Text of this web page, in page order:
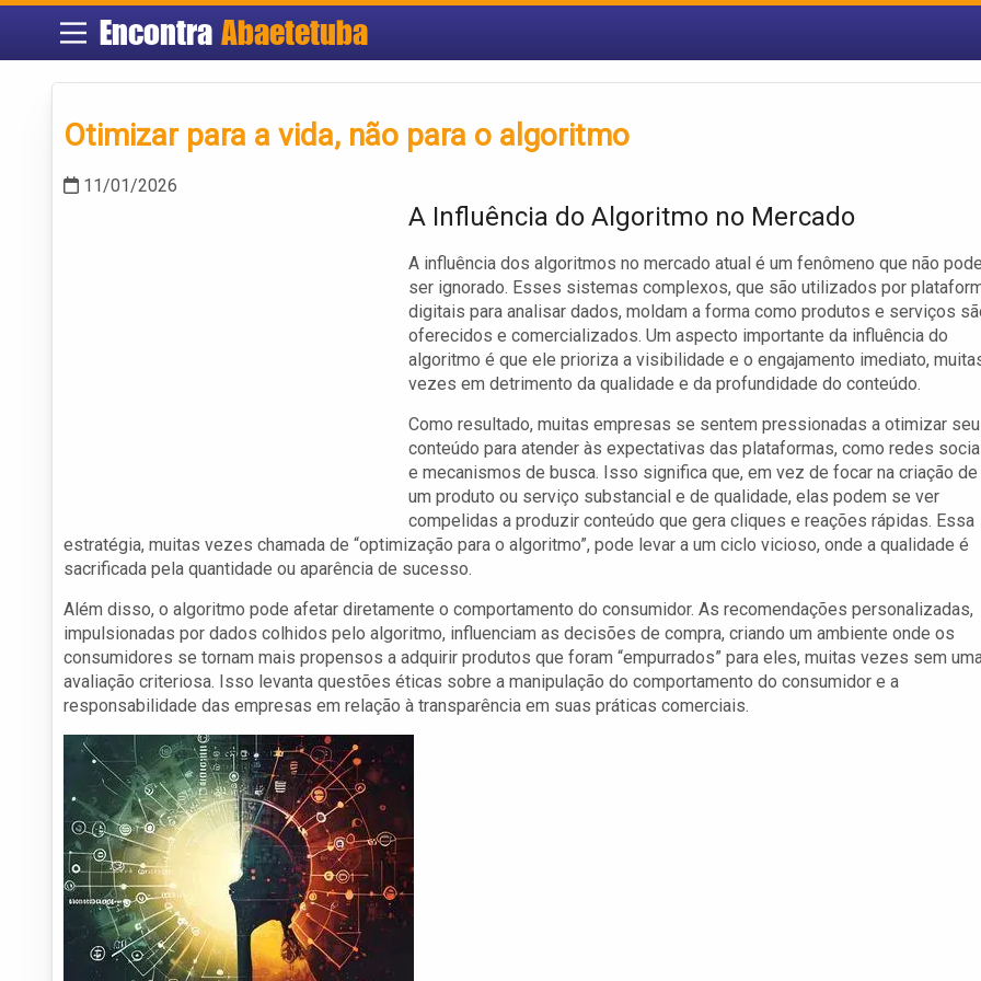
Encontra Abaetetuba
Otimizar para a vida, não para o algoritmo
11/01/2026
A Influência do Algoritmo no Mercado
A influência dos algoritmos no mercado atual é um fenômeno que não
ser ignorado. Esses sistemas complexos, que são utilizados por
digitais para analisar dados, moldam a forma como produtos e serviços
oferecidos e comercializados. Um aspecto importante da influência do
algoritmo é que ele prioriza a visibilidade e o engajamento imediato,
vezes em detrimento da qualidade e da profundidade do conteúdo.
Como resultado, muitas empresas se sentem pressionadas a otimizar seu
conteúdo para atender às expectativas das plataformas, como redes
e mecanismos de busca. Isso significa que, em vez de focar na criação de
um produto ou serviço substancial e de qualidade, elas podem se ver
compelidas a produzir conteúdo que gera cliques e reações rápidas. Essa
estratégia, muitas vezes chamada de “optimização para o algoritmo”, pode levar a um ciclo vicioso, onde a qualidade é
sacrificada pela quantidade ou aparência de sucesso.
Além disso, o algoritmo pode afetar diretamente o comportamento do consumidor. As recomendações personalizadas,
impulsionadas por dados colhidos pelo algoritmo, influenciam as decisões de compra, criando um ambiente onde os
consumidores se tornam mais propensos a adquirir produtos que foram “empurrados” para eles, muitas vezes sem
avaliação criteriosa. Isso levanta questões éticas sobre a manipulação do comportamento do consumidor e a
responsabilidade das empresas em relação à transparência em suas práticas comerciais.